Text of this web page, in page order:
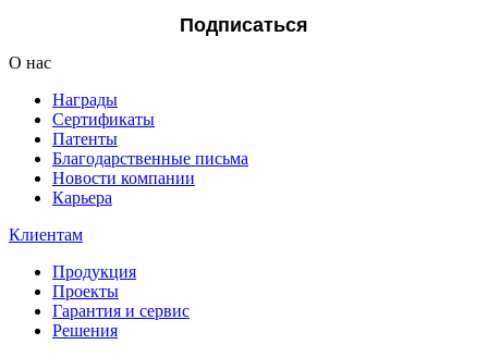
Подписаться
О нас
Награды
Сертификаты
Патенты
Благодарственные письма
Новости компании
Карьера
Клиентам
Продукция
Проекты
Гарантия и сервис
Решения